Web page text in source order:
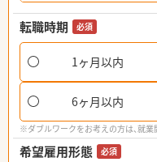
転職時期 必須
1ヶ月以内
6ヶ月以内
※ダブルワークをお考えの方は、就
希望雇用形態 必須